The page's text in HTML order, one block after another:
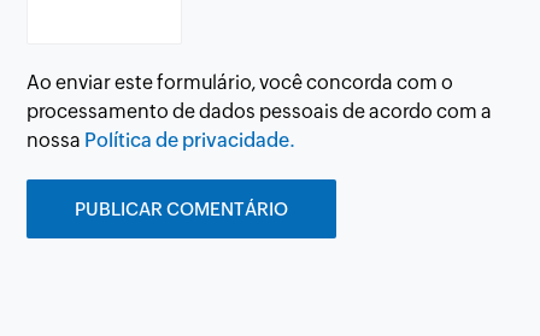
Ao enviar este formulário, você concorda com o
processamento de dados pessoais de acordo com a
nossa Política de privacidade.